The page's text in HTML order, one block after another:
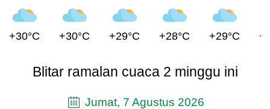
+30°C +30°C +29°C +28°C +29°C
Blitar ramalan cuaca 2 minggu ini
Jumat, 7 Agustus 2026